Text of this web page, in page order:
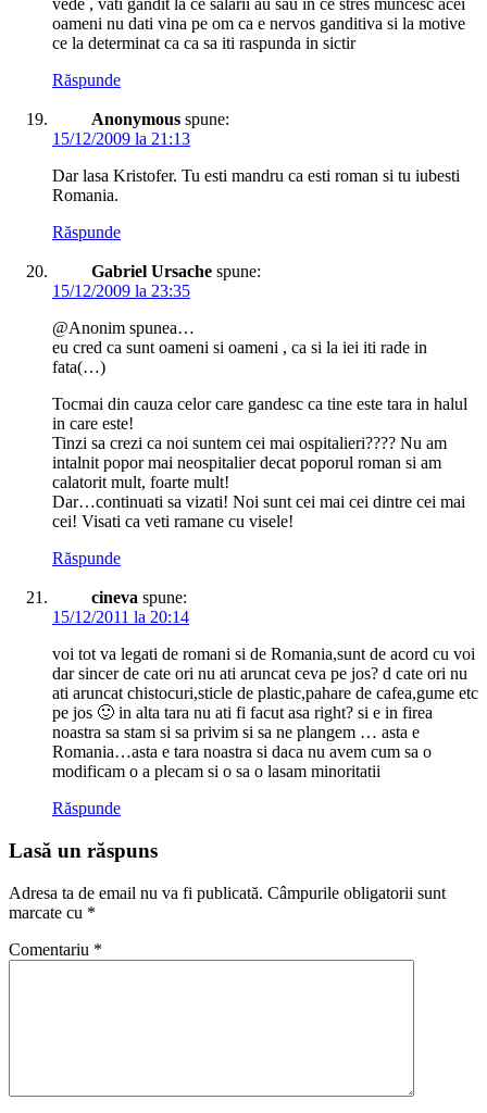
vede , vati gandit la ce salarii au sau in ce stres muncesc acei
oameni nu dati vina pe om ca e nervos ganditiva si la motive
ce la determinat ca ca sa iti raspunda in sictir
Răspunde
Anonymous spune:
15/12/2009 la 21:13
Dar lasa Kristofer. Tu esti mandru ca esti roman si tu iubesti
Romania.
Răspunde
Gabriel Ursache spune:
15/12/2009 la 23:35
@Anonim spunea…
eu cred ca sunt oameni si oameni , ca si la iei iti rade in
fata(…)
Tocmai din cauza celor care gandesc ca tine este tara in halul
in care este!
Tinzi sa crezi ca noi suntem cei mai ospitalieri???? Nu am
intalnit popor mai neospitalier decat poporul roman si am
calatorit mult, foarte mult!
Dar…continuati sa vizati! Noi sunt cei mai cei dintre cei mai
cei! Visati ca veti ramane cu visele!
Răspunde
cineva spune:
15/12/2011 la 20:14
voi tot va legati de romani si de Romania,sunt de acord cu voi
dar sincer de cate ori nu ati aruncat ceva pe jos? d cate ori nu
ati aruncat chistocuri,sticle de plastic,pahare de cafea,gume etc
pe jos 🙂 in alta tara nu ati fi facut asa right? si e in firea
noastra sa stam si sa privim si sa ne plangem … asta e
Romania…asta e tara noastra si daca nu avem cum sa o
modificam o a plecam si o sa o lasam minoritatii
Răspunde
Lasă un răspuns
Adresa ta de email nu va fi publicată. Câmpurile obligatorii sunt
marcate cu *
Comentariu *